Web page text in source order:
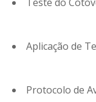
Aplicação de
Protocolo de